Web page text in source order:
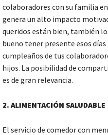
colaboradores con su familia
genera un alto impacto
queridos están bien, también
bueno tener presente esos
cumpleaños de tus
hijos. La posibilidad de
es de gran relevancia.
2. ALIMENTACIÓN SALUDABLE
El servicio de comedor con